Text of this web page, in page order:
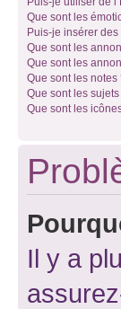
Que sont les
Puis-je insérer
Que sont les
Que sont les
Que sont les notes
Que sont les
Que sont les
Il y a